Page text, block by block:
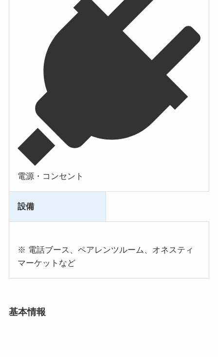
電源・コンセント
設備
※ 電話ブース、ペアレンツルーム、オネスティ
マーケットなど
基本情報